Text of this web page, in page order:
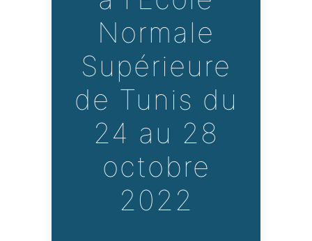
Normale
Supérieure
de Tunis du
24 au 28
octobre
2022